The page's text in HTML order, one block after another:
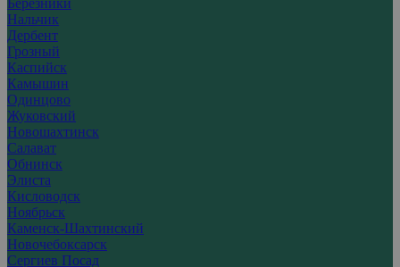
Березники
Нальчик
Дербент
Грозный
Каспийск
Камышин
Одинцово
Жуковский
Новошахтинск
Салават
Обнинск
Элиста
Кисловодск
Ноябрьск
Каменск-Шахтинский
Новочебоксарск
Сергиев Посад